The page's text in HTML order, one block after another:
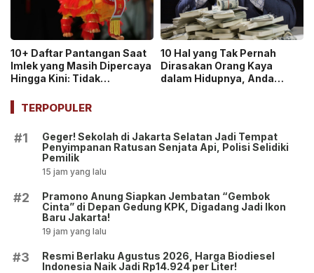
10+ Daftar Pantangan Saat
Imlek yang Masih Dipercaya
Hingga Kini: Tidak
10 Hal yang Tak Pernah
Dirasakan Orang Kaya
dalam Hidupnya, Anda
TERPOPULER
#1
Geger! Sekolah di Jakarta Selatan Jadi Tempat
Penyimpanan Ratusan Senjata Api, Polisi Selidiki
Pemilik
15 jam yang lalu
#2
Pramono Anung Siapkan Jembatan “Gembok
Cinta” di Depan Gedung KPK, Digadang Jadi Ikon
Baru Jakarta!
19 jam yang lalu
#3
Resmi Berlaku Agustus 2026, Harga Biodiesel
Indonesia Naik Jadi Rp14.924 per Liter!